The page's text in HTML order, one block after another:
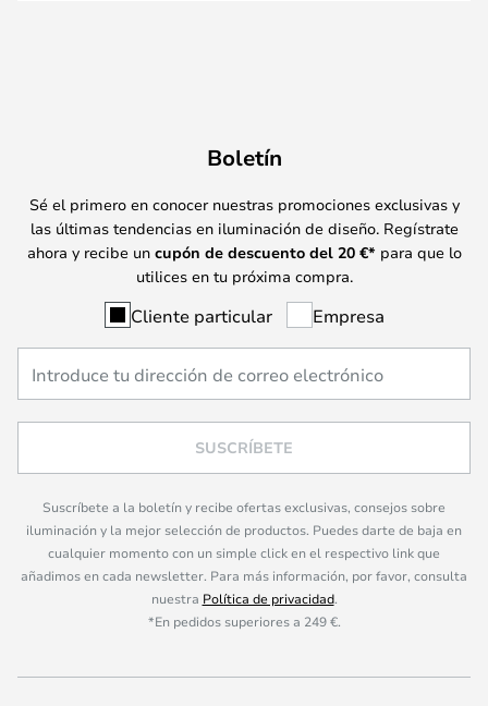
Boletín
Sé el primero en conocer nuestras promociones exclusivas y
las últimas tendencias en iluminación de diseño. Regístrate
ahora y recibe un cupón de descuento del 20 €* para que lo
utilices en tu próxima compra.
Cliente particular Empresa
SUSCRÍBETE
Suscríbete a la boletín y recibe ofertas exclusivas, consejos sobre
iluminación y la mejor selección de productos. Puedes darte de baja en
cualquier momento con un simple click en el respectivo link que
añadimos en cada newsletter. Para más información, por favor, consulta
nuestra Política de privacidad.
*En pedidos superiores a 249 €.